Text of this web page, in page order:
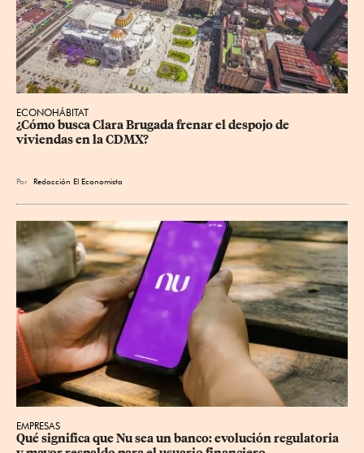
ECONOHÁBITAT
¿Cómo busca Clara Brugada frenar el despojo de
viviendas en la CDMX?
Por Redacción El Economista
EMPRESAS
Qué significa que Nu sea un banco: evolución regulatoria